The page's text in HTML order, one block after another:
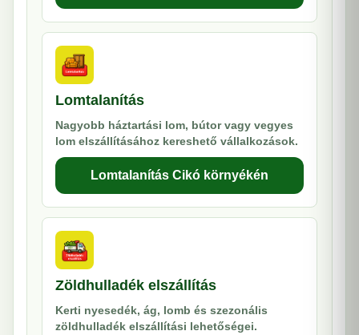
Lomtalanítás
Nagyobb háztartási lom, bútor vagy vegyes
lom elszállításához kereshető vállalkozások.
Lomtalanítás Cikó környékén
Zöldhulladék elszállítás
Kerti nyesedék, ág, lomb és szezonális
zöldhulladék elszállítási lehetőségei.